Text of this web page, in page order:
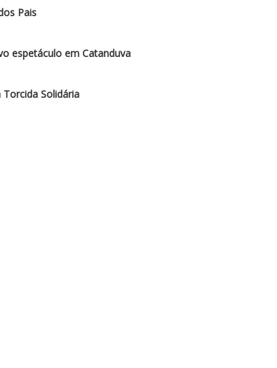
Pais
espetáculo em Catanduva
Solidária